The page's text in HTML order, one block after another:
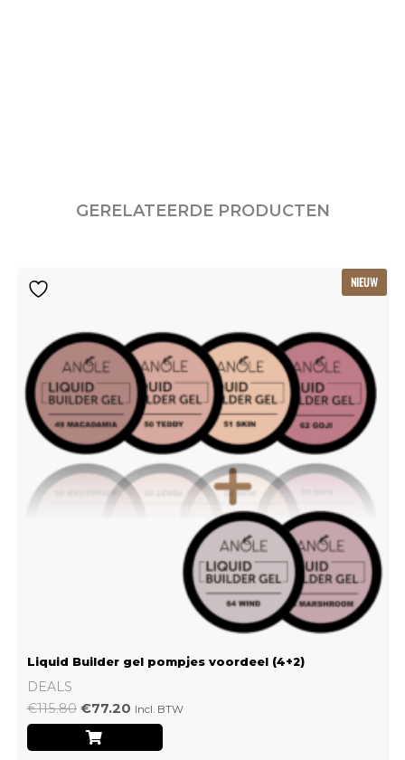
GERELATEERDE PRODUCTEN
NIEUW
Liquid Builder gel pompjes voordeel (4+2)
DEALS
€115.80 €77.20 Incl. BTW